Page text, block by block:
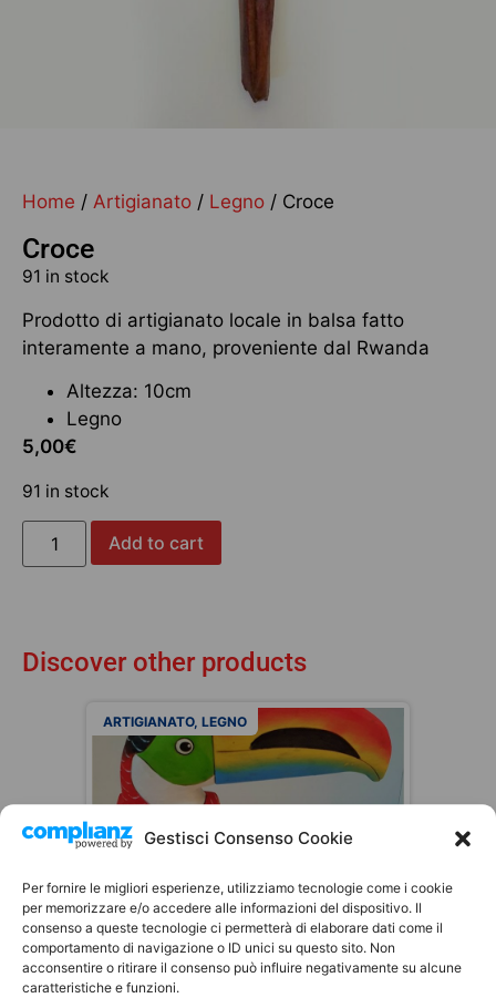
Gestisci Consenso Cookie
Per fornire le migliori esperienze, utilizziamo tecnologie come i cookie
per memorizzare e/o accedere alle informazioni del dispositivo. Il
consenso a queste tecnologie ci permetterà di elaborare dati come il
comportamento di navigazione o ID unici su questo sito. Non
acconsentire o ritirare il consenso può influire negativamente su alcune
caratteristiche e funzioni.
Home / Artigianato / Legno / Croce
Croce
91 in stock
Prodotto di artigianato locale in balsa fatto
interamente a mano, proveniente dal Rwanda
Altezza: 10cm
Legno
5,00€
91 in stock
Add to cart
Discover other products
ARTIGIANATO, LEGNO
Tucano
Balsa